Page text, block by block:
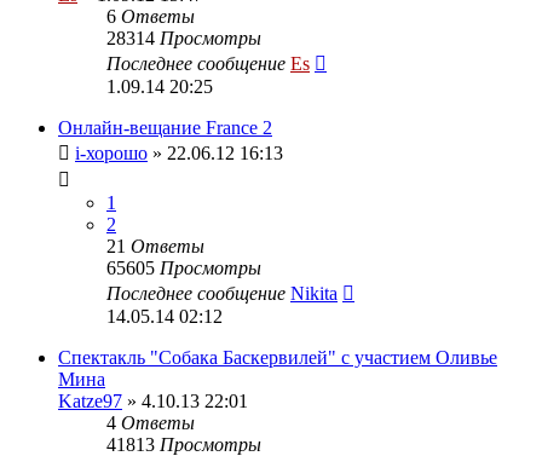
6 Ответы
28314 Просмотры
Последнее сообщение Es
1.09.14 20:25
Онлайн-вещание France 2
i-хорошо » 22.06.12 16:13
1
2
21 Ответы
65605 Просмотры
Последнее сообщение Nikita
14.05.14 02:12
Спектакль "Собака Баскервилей" с участием Оливье
Мина
Katze97 » 4.10.13 22:01
4 Ответы
41813 Просмотры